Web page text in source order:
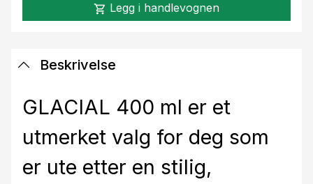
shopping_cart Legg i handlevognen
Beskrivelse
GLACIAL 400 ml er et
utmerket valg for deg som
er ute etter en stilig,